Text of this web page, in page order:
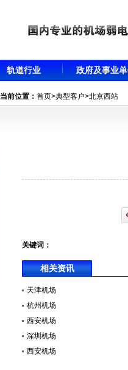
轨道行业 政府及事业
当前位置： 首页>典型客户>北京西站
关键词：
相关资讯
天津机场
杭州机场
西安机场
深圳机场
西安机场